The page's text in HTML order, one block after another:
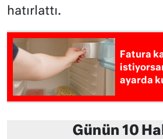
hatırlattı.
Fatura
ayarda
Günün 10